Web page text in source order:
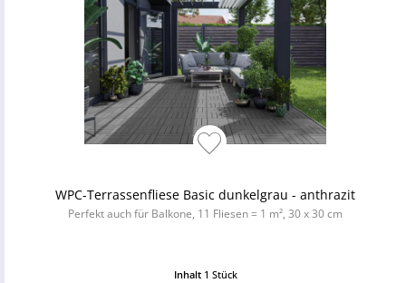
WPC-Terrassenfliese Basic dunkelgrau - anthrazit
Perfekt auch für Balkone, 11 Fliesen = 1 m², 30 x 30 cm
Inhalt 1 Stück